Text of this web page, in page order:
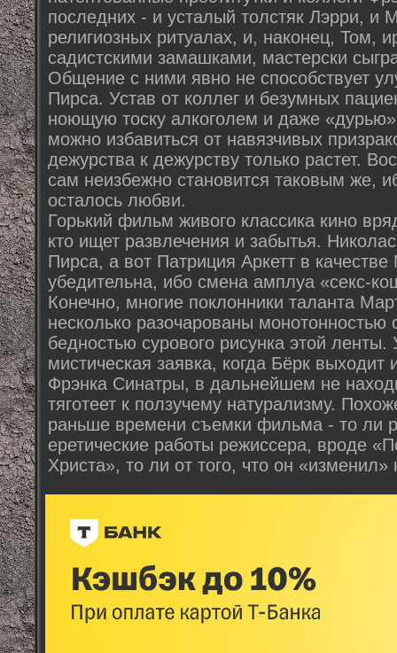
последних - и усталый толстяк Лэрри, и
религиозных ритуалах, и, наконец, Том,
садистскими замашками, мастерски
Общение с ними явно не способствует
Пирса. Устав от коллег и безумных
ноющую тоску алкоголем и даже
можно избавиться от навязчивых
дежурства к дежурству только растет.
сам неизбежно становится таковым же,
осталось любви.
Горький фильм живого классика кино
кто ищет развлечения и забытья.
Пирса, а вот Патриция Аркетт в
убедительна, ибо смена амплуа «секс-
Конечно, многие поклонники таланта
несколько разочарованы монотонностью
бедностью сурового рисунка этой ленты.
мистическая заявка, когда Бёрк
Фрэнка Синатры, в дальнейшем не
тяготеет к ползучему натурализму.
раньше времени съемки фильма - то ли
еретические работы режиссера, вроде
Христа», то ли от того, что он